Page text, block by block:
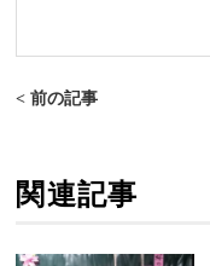
< 前の記事
関連記事